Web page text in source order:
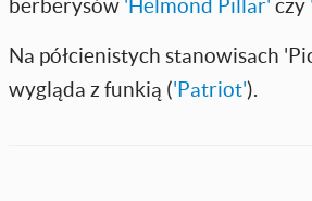
berberysów 'Helmond Pillar' czy
Na półcienistych stanowisach
wygląda z funkią ('Patriot').